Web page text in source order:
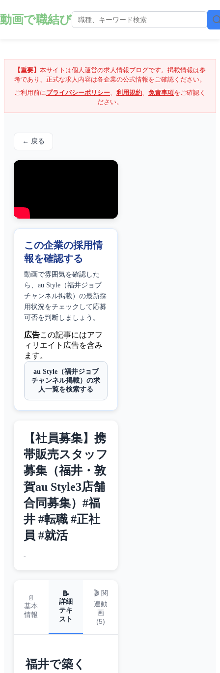
動画で職結び
【重要】 本サイトは個人運営の求人情報ブログです。掲載情報は参
考であり、正式な求人内容は各企業の公式情報をご確認ください。
ご利用前にプライバシーポリシー、 利用規約、 免責事項をご確認く
ださい。
← 戻る
この企業の採用情
報を確認する
動画で雰囲気を確認した
ら、 au Style（福井ジョブ
チャンネル掲載） の最新採
用状況をチェックして応募
可否を判断しましょう。
広告この記事にはアフ
ィリエイト広告を含み
ます。
au Style（福井ジョブ
チャンネル掲載）の求
人一覧を検索する
【社員募集】携
帯販売スタッフ
募集（福井・敦
賀au Style3店舗
合同募集）#福
井 #転職 #正社
員 #就活
-
📄
基本
情報
📝
詳細
テキ
スト
🎬 関
連動
画
(5)
福井で築く